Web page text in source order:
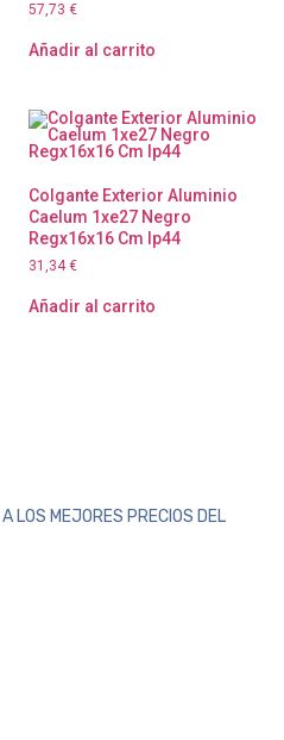
57,73 €
Añadir al carrito
Colgante Exterior Aluminio
Caelum 1xe27 Negro
Regx16x16 Cm Ip44
31,34€
Añadir al carrito
LOS MEJORES PRECIOS DEL